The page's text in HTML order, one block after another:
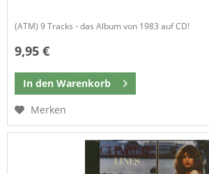
(ATM) 9 Tracks - das Album von 1983 auf CD!
9,95 €
In den Warenkorb
Merken